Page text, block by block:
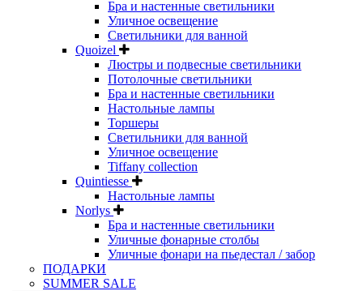
Бра и настенные светильники
Уличное освещение
Светильники для ванной
Quoizel
Люстры и подвесные светильники
Потолочные светильники
Бра и настенные светильники
Настольные лампы
Торшеры
Светильники для ванной
Уличное освещение
Tiffany collection
Quintiesse
Настольные лампы
Norlys
Бра и настенные светильники
Уличные фонарные столбы
Уличные фонари на пьедестал / забор
ПОДАРКИ
SUMMER SALE